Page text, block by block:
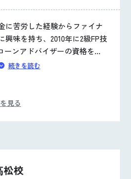
に苦労した経験からファイナ
興味を持ち、2010年に2級FP技
ーンアドバイザーの資格を取
する相談業務を中心に活動し
から家づくり学校にて、FP資
ドバイザーとしてお客様の
続きを読む
見る
松校